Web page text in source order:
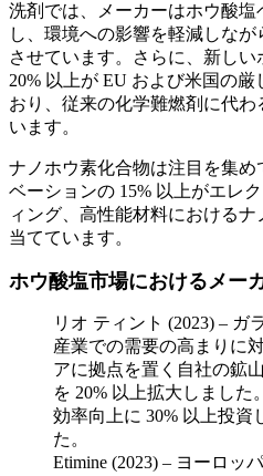
洗剤では、メーカーはホウ酸塩
し、環境への影響を軽減しなが
させています。さらに、新し
20% 以上が EU および米国の
おり、従来の化学難燃剤に代
います。
ナノホウ素化合物は注目を集
ベーションの 15% 以上がエレ
ィング、高性能材料における
当てています。
ホウ酸塩市場におけるメー
リオ ティント (2023) – ガ
産業での需要の高まりに
アに拠点を置く自社の鉱
を 20% 以上拡大しまし
効率向上に 30% 以上投資
た。
Etimine (2023) – ヨーロッ